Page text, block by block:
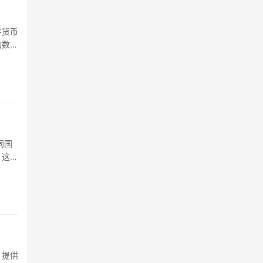
币
字
国
里
供